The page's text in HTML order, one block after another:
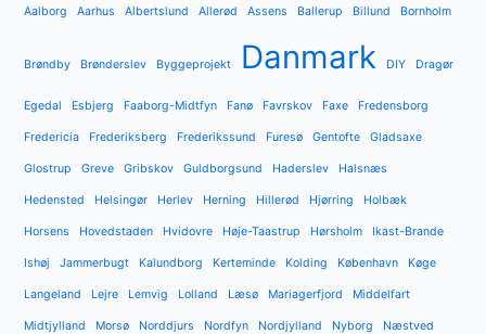
Aalborg Aarhus Albertslund Allerød Assens Ballerup Billund Bornholm
Brøndby Brønderslev Byggeprojekt Danmark DIY Dragør
Egedal Esbjerg Faaborg-Midtfyn Fanø Favrskov Faxe Fredensborg
Fredericia Frederiksberg Frederikssund Furesø Gentofte Gladsaxe
Glostrup Greve Gribskov Guldborgsund Haderslev Halsnæs
Hedensted Helsingør Herlev Herning Hillerød Hjørring Holbæk
Horsens Hovedstaden Hvidovre Høje-Taastrup Hørsholm Ikast-Brande
Ishøj Jammerbugt Kalundborg Kerteminde Kolding København Køge
Langeland Lejre Lemvig Lolland Læsø Mariagerfjord Middelfart
Midtjylland Morsø Norddjurs Nordfyn Nordjylland Nyborg Næstved